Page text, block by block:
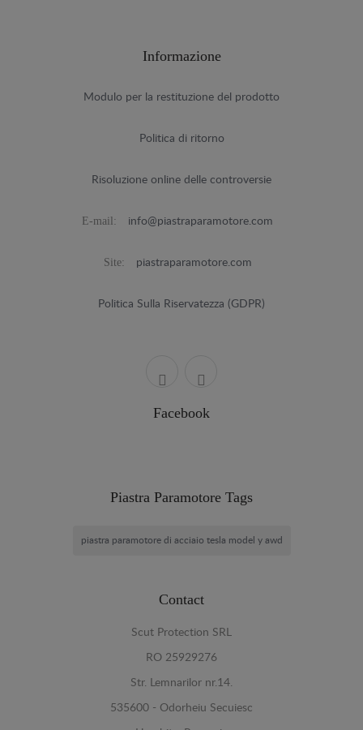
Informazione
Modulo per la restituzione del prodotto
Politica di ritorno
Risoluzione online delle controversie
E-mail: info@piastraparamotore.com
Site: piastraparamotore.com
Politica Sulla Riservatezza (GDPR)
Facebook
Piastra Paramotore Tags
piastra paramotore di acciaio tesla model y awd
Contact
Scut Protection SRL
RO 25929276
Str. Lemnarilor nr.14.
535600 - Odorheiu Secuiesc